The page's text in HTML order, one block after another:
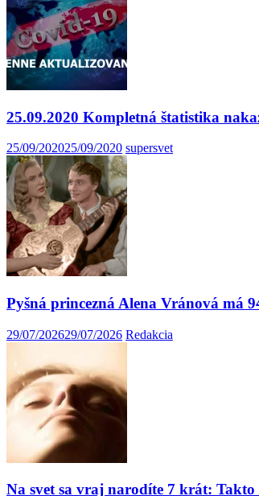
25.09.2020 Kompletná štatistika
25/09/202025/09/2020 supersvet
Pyšná princezná Alena Vránová má
29/07/202629/07/2026 Redakcia
Na svet sa vraj narodíte 7 krát: Takto